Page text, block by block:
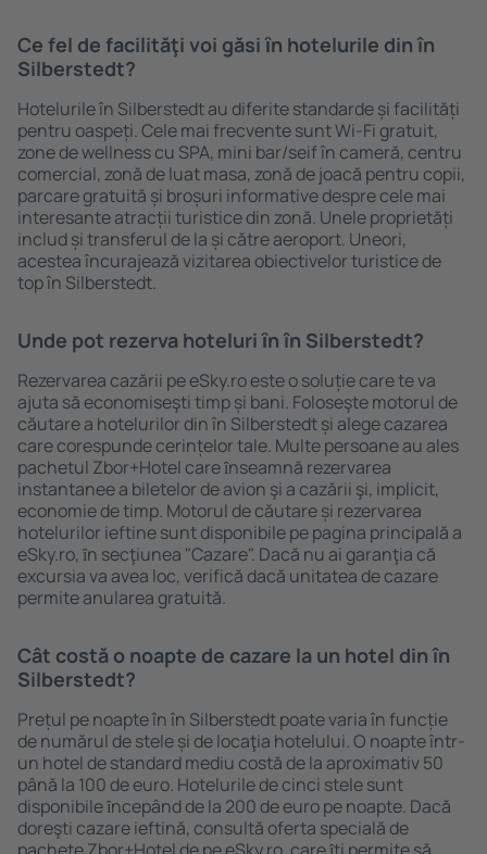
Ce fel de facilităţi voi găsi ȋn hotelurile din în
Silberstedt?
Hotelurile în Silberstedt au diferite standarde și facilități
pentru oaspeți. Cele mai frecvente sunt Wi-Fi gratuit,
zone de wellness cu SPA, mini bar/seif în cameră, centru
comercial, zonă de luat masa, zonă de joacă pentru copii,
parcare gratuită și broșuri informative despre cele mai
interesante atracții turistice din zonă. Unele proprietăți
includ și transferul de la și către aeroport. Uneori,
acestea încurajează vizitarea obiectivelor turistice de
top în Silberstedt.
Unde pot rezerva hoteluri ȋn în Silberstedt?
Rezervarea cazării pe eSky.ro este o soluție care te va
ajuta să economiseşti timp și bani. Foloseşte motorul de
căutare a hotelurilor din în Silberstedt și alege cazarea
care corespunde cerințelor tale. Multe persoane au ales
pachetul Zbor+Hotel care ȋnseamnă rezervarea
instantanee a biletelor de avion şi a cazării şi, implicit,
economie de timp. Motorul de căutare și rezervarea
hotelurilor ieftine sunt disponibile pe pagina principală a
eSky.ro, ȋn secţiunea "Cazare". Dacă nu ai garanţia că
excursia va avea loc, verifică dacă unitatea de cazare
permite anularea gratuită.
Cât costă o noapte de cazare la un hotel din în
Silberstedt?
Prețul pe noapte în în Silberstedt poate varia în funcție
de numărul de stele și de locaţia hotelului. O noapte într-
un hotel de standard mediu costă de la aproximativ 50
până la 100 de euro. Hotelurile de cinci stele sunt
disponibile ȋncepând de la 200 de euro pe noapte. Dacă
doreşti cazare ieftină, consultă oferta specială de